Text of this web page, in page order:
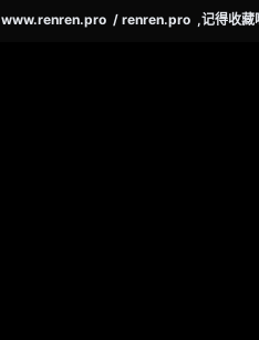
www.renren.pro / renren.pro ,记得收藏